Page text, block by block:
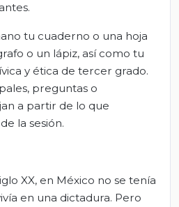
tu cuaderno o una hoja
o un lápiz, así como tu
y ética de tercer grado.
preguntas o
a partir de lo que
la sesión.
XX, en México no se tenía
en una dictadura. Pero